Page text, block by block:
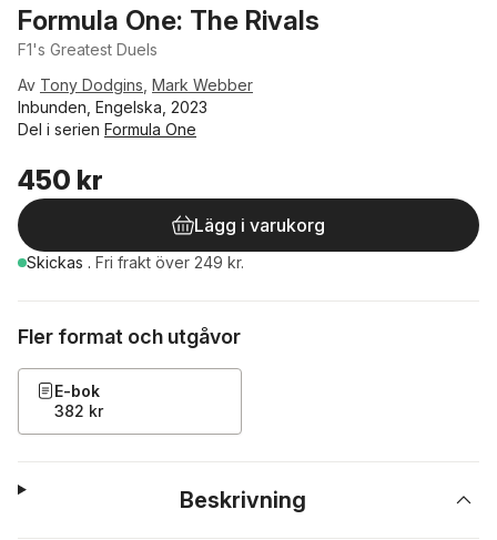
Formula One: The Rivals
F1's Greatest Duels
Av Tony Dodgins Mark Webber
Inbunden, Engelska, 2023
Del i serien Formula One
450 kr
Lägg i varukorg
Skickas . Fri frakt över 249 kr.
Fler format och utgåvor
E-bok
382 kr
Beskrivning